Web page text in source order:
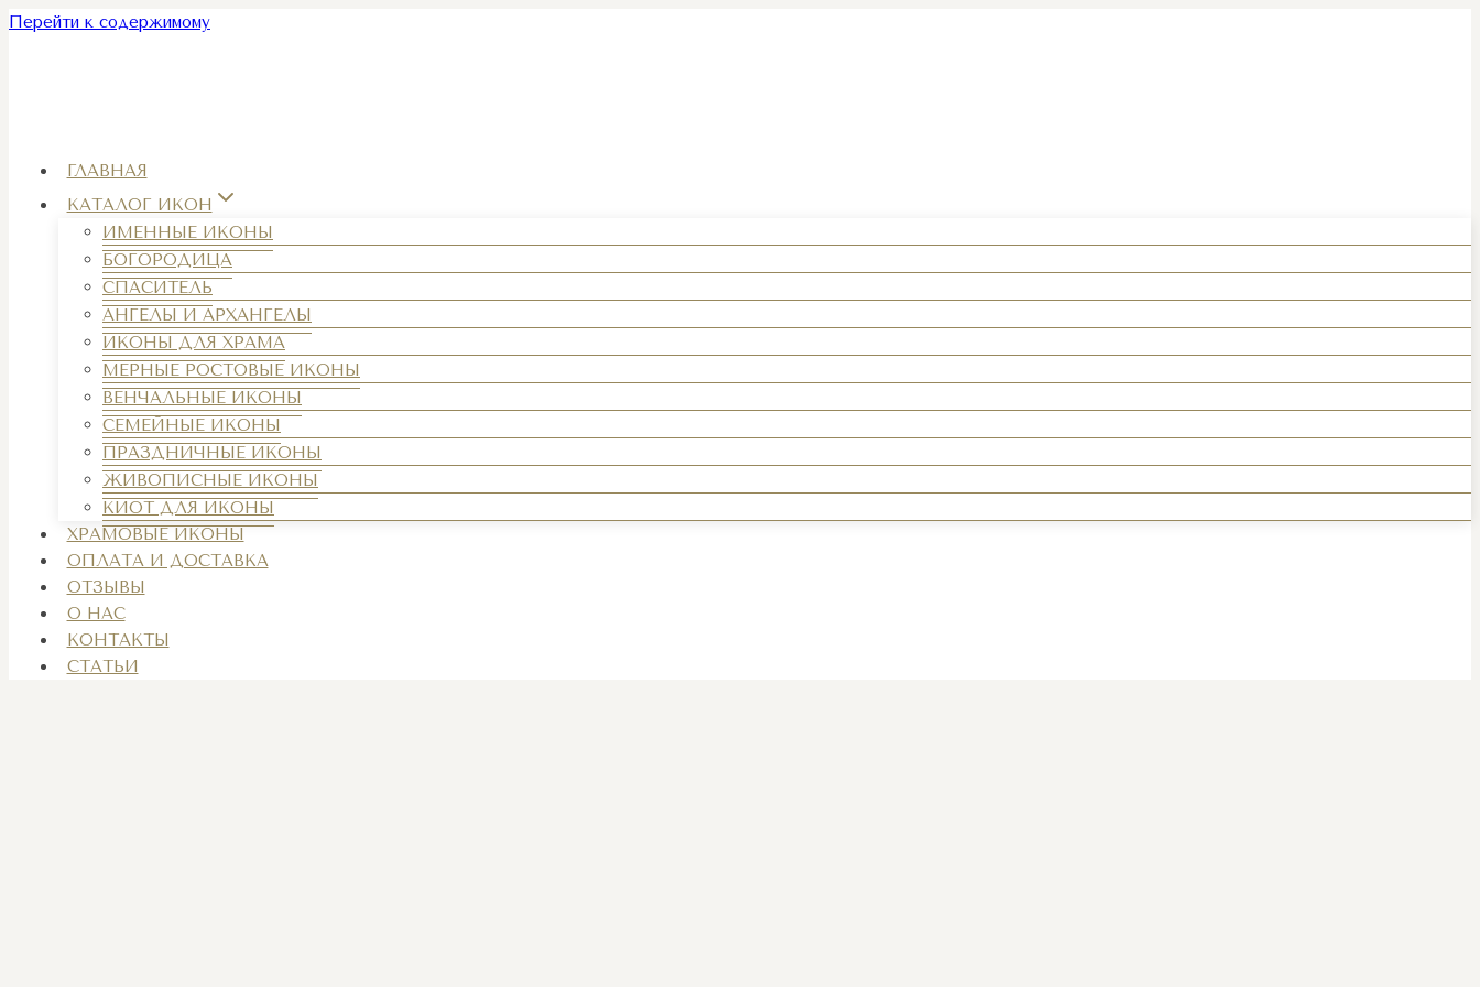
Перейти к содержимому
ГЛАВНАЯ
КАТАЛОГ ИКОН
ИМЕННЫЕ ИКОНЫ
БОГОРОДИЦА
СПАСИТЕЛЬ
АНГЕЛЫ И АРХАНГЕЛЫ
ИКОНЫ ДЛЯ ХРАМА
МЕРНЫЕ РОСТОВЫЕ ИКОНЫ
ВЕНЧАЛЬНЫЕ ИКОНЫ
СЕМЕЙНЫЕ ИКОНЫ
ПРАЗДНИЧНЫЕ ИКОНЫ
ЖИВОПИСНЫЕ ИКОНЫ
КИОТ ДЛЯ ИКОНЫ
ХРАМОВЫЕ ИКОНЫ
ОПЛАТА И ДОСТАВКА
ОТЗЫВЫ
О НАС
КОНТАКТЫ
СТАТЬИ